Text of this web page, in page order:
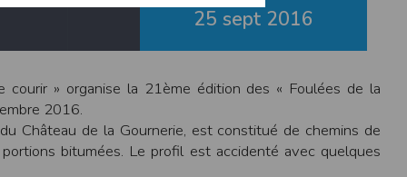
25 sept 2016
courir » organise la 21ème édition des « Foulées de la
2016.
Château de la Gournerie, est constitué de chemins de
bitumées. Le profil est accidenté avec quelques
comme étant fiables.
typographiques.
sur ce site.
avoir fait l’objet de mises à jour. En
prend connaissance.
l’utilisateur, qui assume la totalité des
l’interprétation ou de l’utilisation des